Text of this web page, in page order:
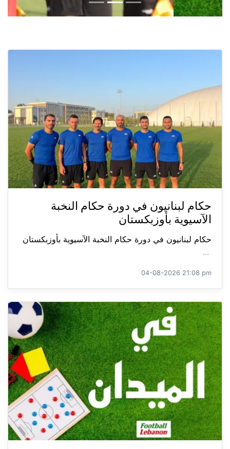
حكام لبنانيون في دورة حكام النخبة
الآسيوية بأوزبكستان
حكام لبنانيون في دورة حكام النخبة الآسيوية بأوزبكستان
...
04-08-2026 21:08 pm